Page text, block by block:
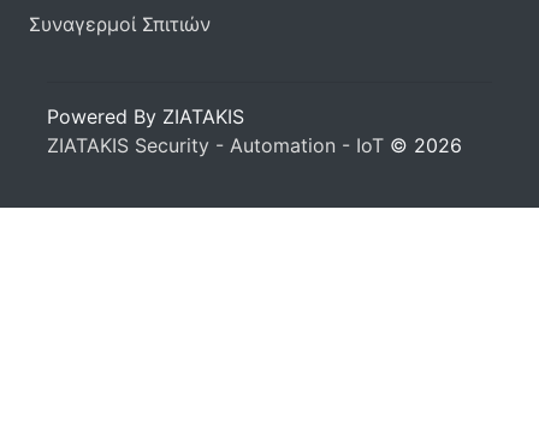
Συναγερμοί Σπιτιών
Powered By ZIATAKIS
ZIATAKIS Security - Automation - IoT © 2026